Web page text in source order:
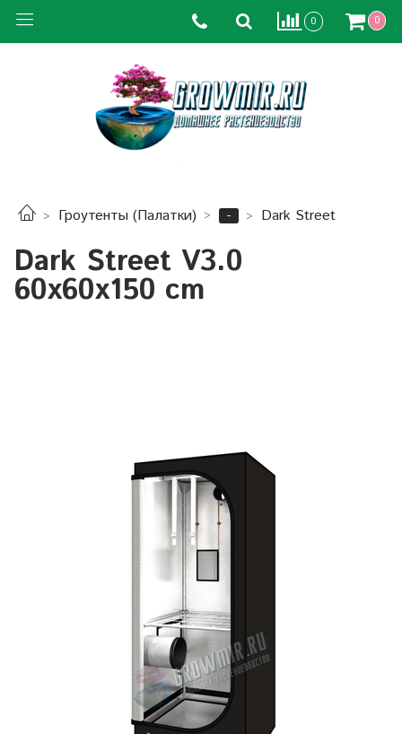
0 0
Гроутенты (Палатки) - Dark Street
Dark Street V3.0
60x60x150 cm